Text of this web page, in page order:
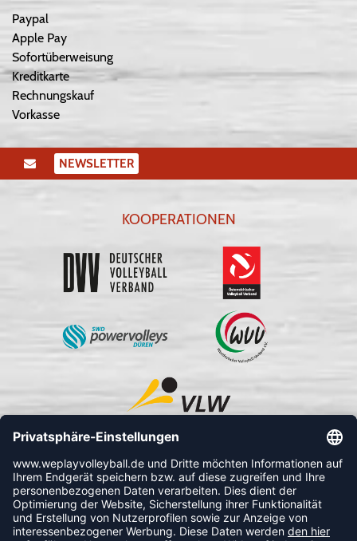
Paypal
Apple Pay
Sofortüberweisung
Kreditkarte
Rechnungskauf
Vorkasse
NEWSLETTER
KOOPERATIONEN
FOLLOW US